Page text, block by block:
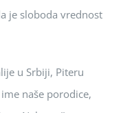
je sloboda vrednost
u Srbiji, Piteru
naše porodice,